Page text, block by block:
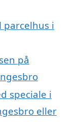
i
på
speciale i
eller